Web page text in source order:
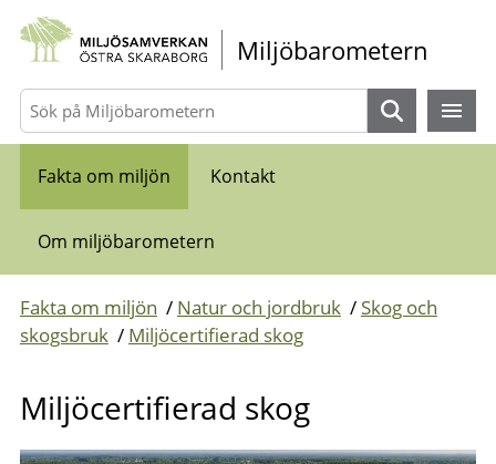
Gå direkt till sidans innehåll
Miljöbarometern
Sök
Fakta om miljön Kontakt
Om miljöbarometern
Fakta om miljön / Natur och jordbruk / Skog och
skogsbruk / Miljöcertifierad skog
Miljöcertifierad skog